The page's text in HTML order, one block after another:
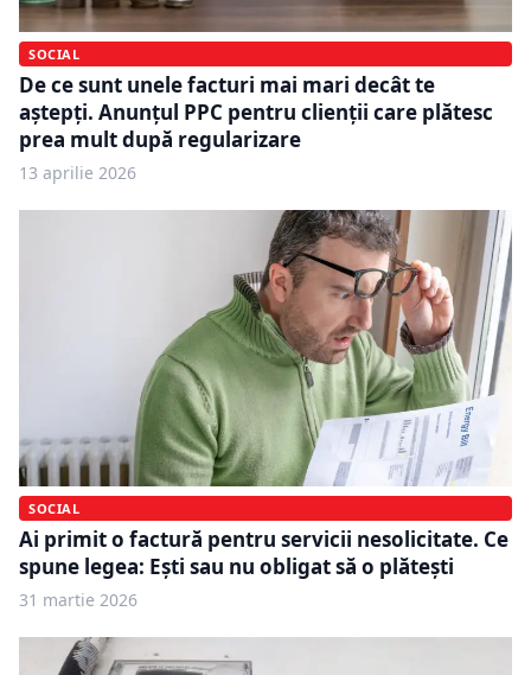
SOCIAL
De ce sunt unele facturi mai mari decât te
aștepți. Anunțul PPC pentru clienții care plătesc
prea mult după regularizare
13 aprilie 2026
SOCIAL
Ai primit o factură pentru servicii nesolicitate. Ce
spune legea: Ești sau nu obligat să o plătești
31 martie 2026